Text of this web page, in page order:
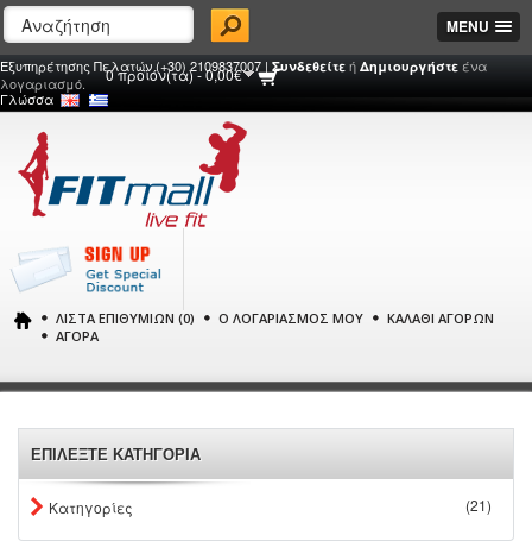
MENU
Γλώσσα
0 προϊόν(τα) - 0,00€
Εξυπηρέτησης Πελατών (+30) 2109837007 | Συνδεθείτε ή Δημιουργήστε ένα
λογαριασμό.
ΛΊΣΤΑ ΕΠΙΘΥΜΙΏΝ (0) Ο ΛΟΓΑΡΙΑΣΜΌΣ ΜΟΥ
ΚΑΛΆΘΙ ΑΓΟΡΏΝ
ΑΓΟΡΆ
ΕΠΙΛΕΞΤΕ ΚΑΤΗΓΟΡΙΑ
Κατηγορίες (21)